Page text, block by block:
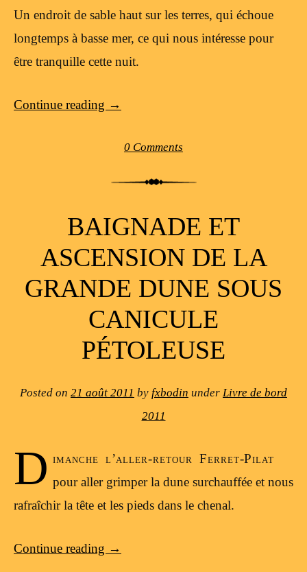
Un endroit de sable haut sur les terres, qui échoue
longtemps à basse mer, ce qui nous intéresse pour
être tranquille cette nuit.
Continue reading →
0 Comments
BAIGNADE ET
ASCENSION DE LA
GRANDE DUNE SOUS
CANICULE
PÉTOLEUSE
Posted on 21 août 2011 by fxbodin under Livre de bord
2011
D imanche l’aller-retour Ferret-Pilat
pour aller grimper la dune surchauffée et nous
rafraîchir la tête et les pieds dans le chenal.
Continue reading →